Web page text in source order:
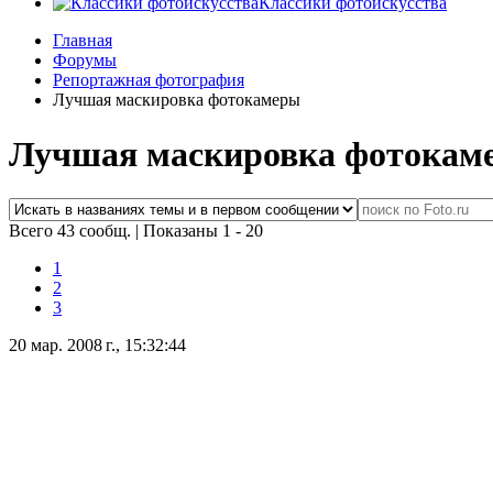
Главная
Форумы
Репортажная фотография
Лучшая маскировка фотокамеры
Лучшая маскировка
Всего 43 сообщ. | Показаны 1 - 20
1
2
3
20 мар. 2008 г., 15:32:44